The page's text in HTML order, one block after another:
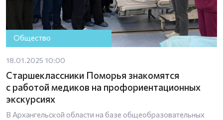
Общество
18.01.2025 10:00
Старшеклассники Поморья знакомятся
с работой медиков на профориентационных
экскурсиях
В Архангельской области на базе общеобразовательных